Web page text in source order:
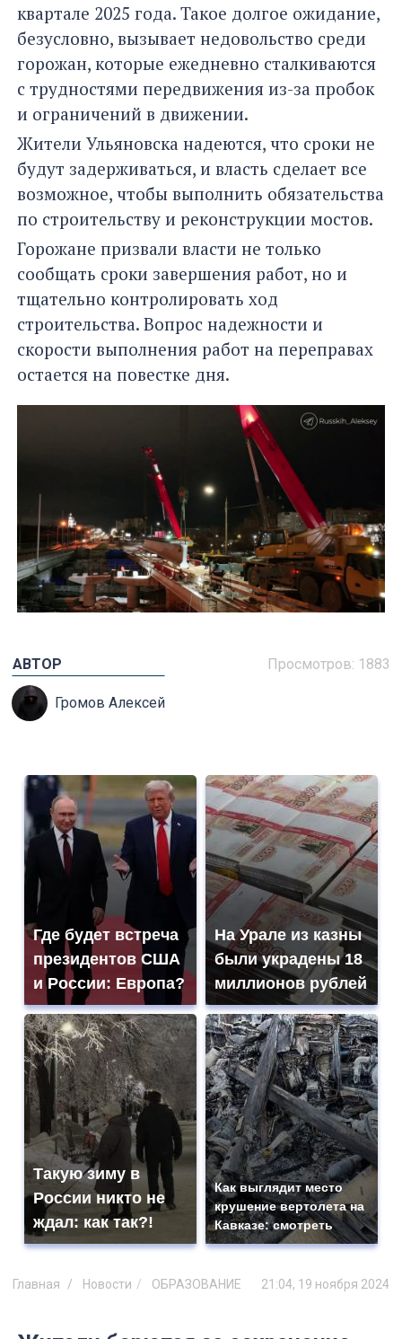
квартале 2025 года. Такое долгое ожидание,
безусловно, вызывает недовольство среди
горожан, которые ежедневно сталкиваются
с трудностями передвижения из-за пробок
и ограничений в движении.
Жители Ульяновска надеются, что сроки не
будут задерживаться, и власть сделает все
возможное, чтобы выполнить обязательства
по строительству и реконструкции мостов.
Горожане призвали власти не только
сообщать сроки завершения работ, но и
тщательно контролировать ход
строительства. Вопрос надежности и
скорости выполнения работ на переправах
остается на повестке дня.
Просмотров: 1883
АВТОР
Громов Алексей
Где будет встреча
президентов США
и России: Европа?
На Урале из казны
были украдены 18
миллионов рублей
Такую зиму в
России никто не
ждал: как так?!
Как выглядит место
крушение вертолета на
Кавказе: смотреть
Главная Новости ОБРАЗОВАНИЕ 21:04, 19 ноября 2024